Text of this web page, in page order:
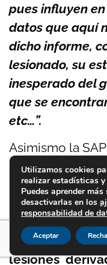
pues influyen
datos que aquí
dicho informe,
lesionado, su
inesperado del
que se
etc…”.
Asimismo la
septiembre de
relación de
descrita y las
reclaman los
recordarse
lesiones
Utilizamos cookies
realizar estadísticas
Puedes aprender
desactivarlas en los
responsabilidad de
Aceptar